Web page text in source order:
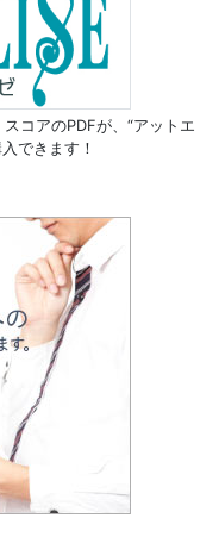
コアのPDFが、 “アットエ
できます！